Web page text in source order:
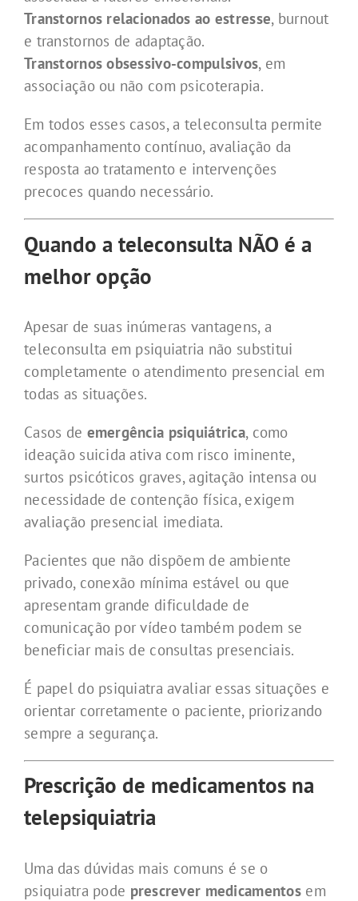
Transtornos relacionados ao estresse, burnout
e transtornos de adaptação.
Transtornos obsessivo-compulsivos, em
associação ou não com psicoterapia.
Em todos esses casos, a teleconsulta permite
acompanhamento contínuo, avaliação da
resposta ao tratamento e intervenções
precoces quando necessário.
Quando a teleconsulta NÃO é a
melhor opção
Apesar de suas inúmeras vantagens, a
teleconsulta em psiquiatria não substitui
completamente o atendimento presencial em
todas as situações.
Casos de emergência psiquiátrica, como
ideação suicida ativa com risco iminente,
surtos psicóticos graves, agitação intensa ou
necessidade de contenção física, exigem
avaliação presencial imediata.
Pacientes que não dispõem de ambiente
privado, conexão mínima estável ou que
apresentam grande dificuldade de
comunicação por vídeo também podem se
beneficiar mais de consultas presenciais.
É papel do psiquiatra avaliar essas situações e
orientar corretamente o paciente, priorizando
sempre a segurança.
Prescrição de medicamentos na
telepsiquiatria
Uma das dúvidas mais comuns é se o
psiquiatra pode prescrever medicamentosem